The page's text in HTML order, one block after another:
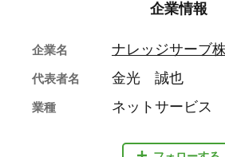
企業情報
企業名 ナレッジサーブ
代表者名 金光 誠也
業種 ネットサービス